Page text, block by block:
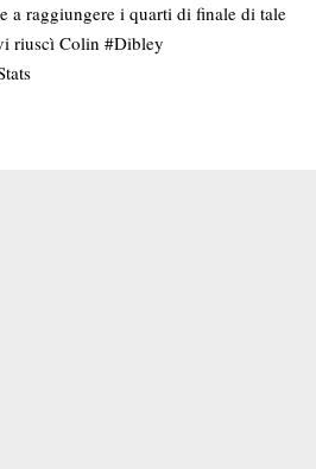
a raggiungere i quarti di finale di tale
riuscì Colin #Dibley